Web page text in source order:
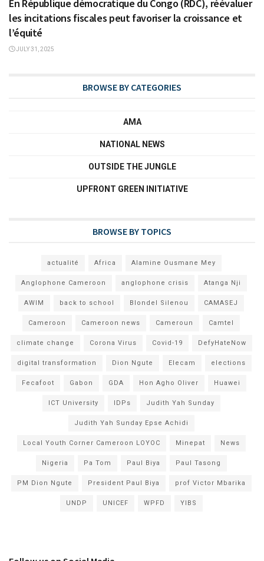
En République démocratique du Congo (RDC), réévaluer
les incitations fiscales peut favoriser la croissance et
l’équité
JULY 31, 2025
BROWSE BY CATEGORIES
AMA
NATIONAL NEWS
OUTSIDE THE JUNGLE
UPFRONT GREEN INITIATIVE
BROWSE BY TOPICS
actualité Africa Alamine Ousmane Mey
Anglophone Cameroon anglophone crisis Atanga Nji
AWIM back to school Blondel Silenou CAMASEJ
Cameroon Cameroon news Cameroun Camtel
climate change Corona Virus Covid-19 DefyHateNow
digital transformation Dion Ngute Elecam elections
Fecafoot Gabon GDA Hon Agho Oliver Huawei
ICT University IDPs Judith Yah Sunday
Judith Yah Sunday Epse Achidi
Local Youth Corner Cameroon LOYOC Minepat News
Nigeria Pa Tom Paul Biya Paul Tasong
PM Dion Ngute President Paul Biya prof Victor Mbarika
UNDP UNICEF WPFD YIBS